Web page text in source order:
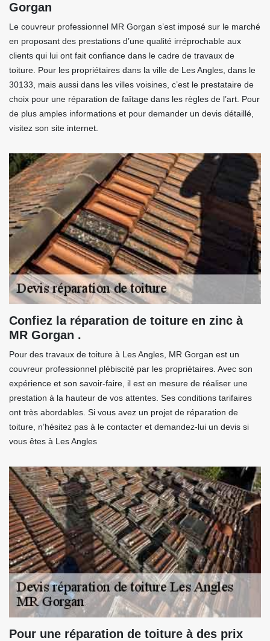
Gorgan
Le couvreur professionnel MR Gorgan s’est imposé sur le marché
en proposant des prestations d’une qualité irréprochable aux
clients qui lui ont fait confiance dans le cadre de travaux de
toiture. Pour les propriétaires dans la ville de Les Angles, dans le
30133, mais aussi dans les villes voisines, c’est le prestataire de
choix pour une réparation de faîtage dans les règles de l’art. Pour
de plus amples informations et pour demander un devis détaillé,
visitez son site internet.
Confiez la réparation de toiture en zinc à
MR Gorgan .
Pour des travaux de toiture à Les Angles, MR Gorgan est un
couvreur professionnel plébiscité par les propriétaires. Avec son
expérience et son savoir-faire, il est en mesure de réaliser une
prestation à la hauteur de vos attentes. Ses conditions tarifaires
ont très abordables. Si vous avez un projet de réparation de
toiture, n’hésitez pas à le contacter et demandez-lui un devis si
vous êtes à Les Angles
Pour une réparation de toiture à des prix